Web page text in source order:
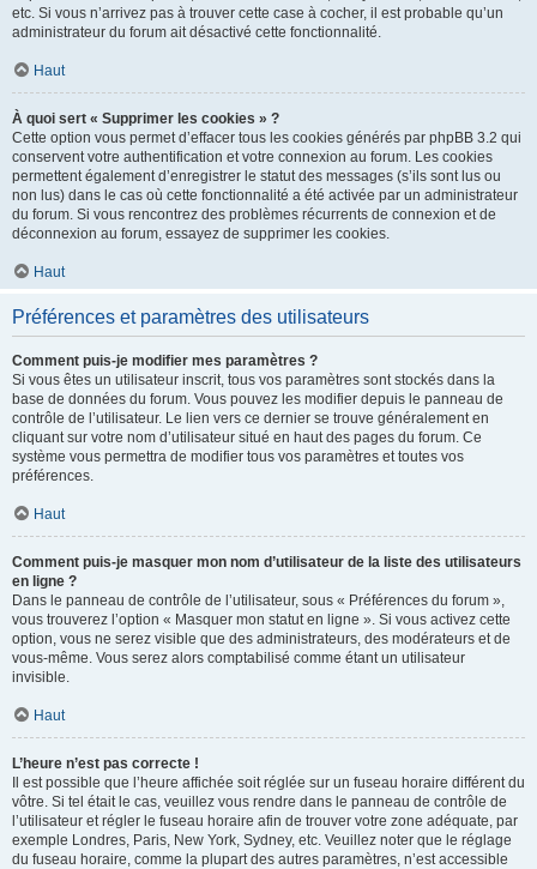
etc. Si vous n’arrivez pas à trouver cette case à cocher, il est probable qu’un
administrateur du forum ait désactivé cette fonctionnalité.
Haut
À quoi sert « Supprimer les cookies » ?
Cette option vous permet d’effacer tous les cookies générés par phpBB 3.2 qui
conservent votre authentification et votre connexion au forum. Les cookies
permettent également d’enregistrer le statut des messages (s’ils sont lus ou
non lus) dans le cas où cette fonctionnalité a été activée par un administrateur
du forum. Si vous rencontrez des problèmes récurrents de connexion et de
déconnexion au forum, essayez de supprimer les cookies.
Haut
Préférences et paramètres des utilisateurs
Comment puis-je modifier mes paramètres ?
Si vous êtes un utilisateur inscrit, tous vos paramètres sont stockés dans la
base de données du forum. Vous pouvez les modifier depuis le panneau de
contrôle de l’utilisateur. Le lien vers ce dernier se trouve généralement en
cliquant sur votre nom d’utilisateur situé en haut des pages du forum. Ce
système vous permettra de modifier tous vos paramètres et toutes vos
préférences.
Haut
Comment puis-je masquer mon nom d’utilisateur de la liste des utilisateurs
en ligne ?
Dans le panneau de contrôle de l’utilisateur, sous « Préférences du forum »,
vous trouverez l’option « Masquer mon statut en ligne ». Si vous activez cette
option, vous ne serez visible que des administrateurs, des modérateurs et de
vous-même. Vous serez alors comptabilisé comme étant un utilisateur
invisible.
Haut
L’heure n’est pas correcte !
Il est possible que l’heure affichée soit réglée sur un fuseau horaire différent du
vôtre. Si tel était le cas, veuillez vous rendre dans le panneau de contrôle de
l’utilisateur et régler le fuseau horaire afin de trouver votre zone adéquate, par
exemple Londres, Paris, New York, Sydney, etc. Veuillez noter que le réglage
du fuseau horaire, comme la plupart des autres paramètres, n’est accessible